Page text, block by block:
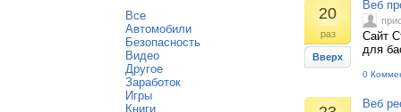
Все
Автомобили
Безопасность
Видео
Другое
Заработок
Игры
Книги
20
раз
Вверх
Веб
Сайт
для
0
Веб